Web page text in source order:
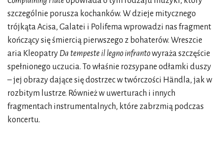
szczególnie porusza kochanków. W dzieje mitycznego
trójkąta Acisa, Galatei i Polifema wprowadzi nas fragment
kończący się śmiercią pierwszego z bohaterów. Wreszcie
aria Kleopatry Da tempeste il legno infrantowyraża szczęście
spełnionego uczucia. To właśnie rozsypane odłamki duszy
– jej obrazy dające się dostrzec w twórczości Händla, jak w
rozbitym lustrze. Również w uwerturach i innych
fragmentach instrumentalnych, które zabrzmią podczas
koncertu.